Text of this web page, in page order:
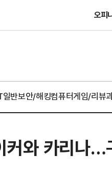
오피
일반보안/해킹컴퓨터게임/리뷰
커와 카리나